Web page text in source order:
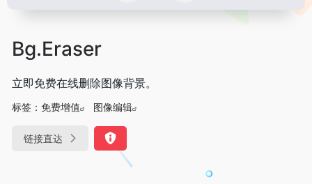
Bg.Eraser
立即免费在线删除图像背景。
标签： 免费增值 图像编辑
链接直达